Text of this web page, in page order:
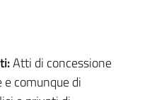
Atti di concessione
comunque di